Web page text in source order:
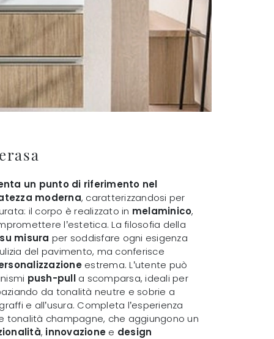
un punto di riferimento nel
moderna, caratterizzandosi per
il corpo è realizzato in melaminico,
l’estetica. La filosofia della
su misura per soddisfare ogni esigenza
del pavimento, ma conferisce
estrema. L’utente può
push-pulla scomparsa, ideali per
da tonalità neutre e sobrie a
e all’usura. Completa l’esperienza
tonalità champagne, che aggiungono un
, innovazione e design